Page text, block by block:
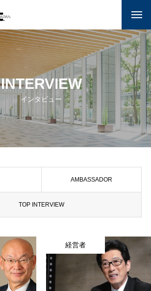
INTERVIEW
インタビュー
AMBASSADOR
TOP INTERVIEW
経営者